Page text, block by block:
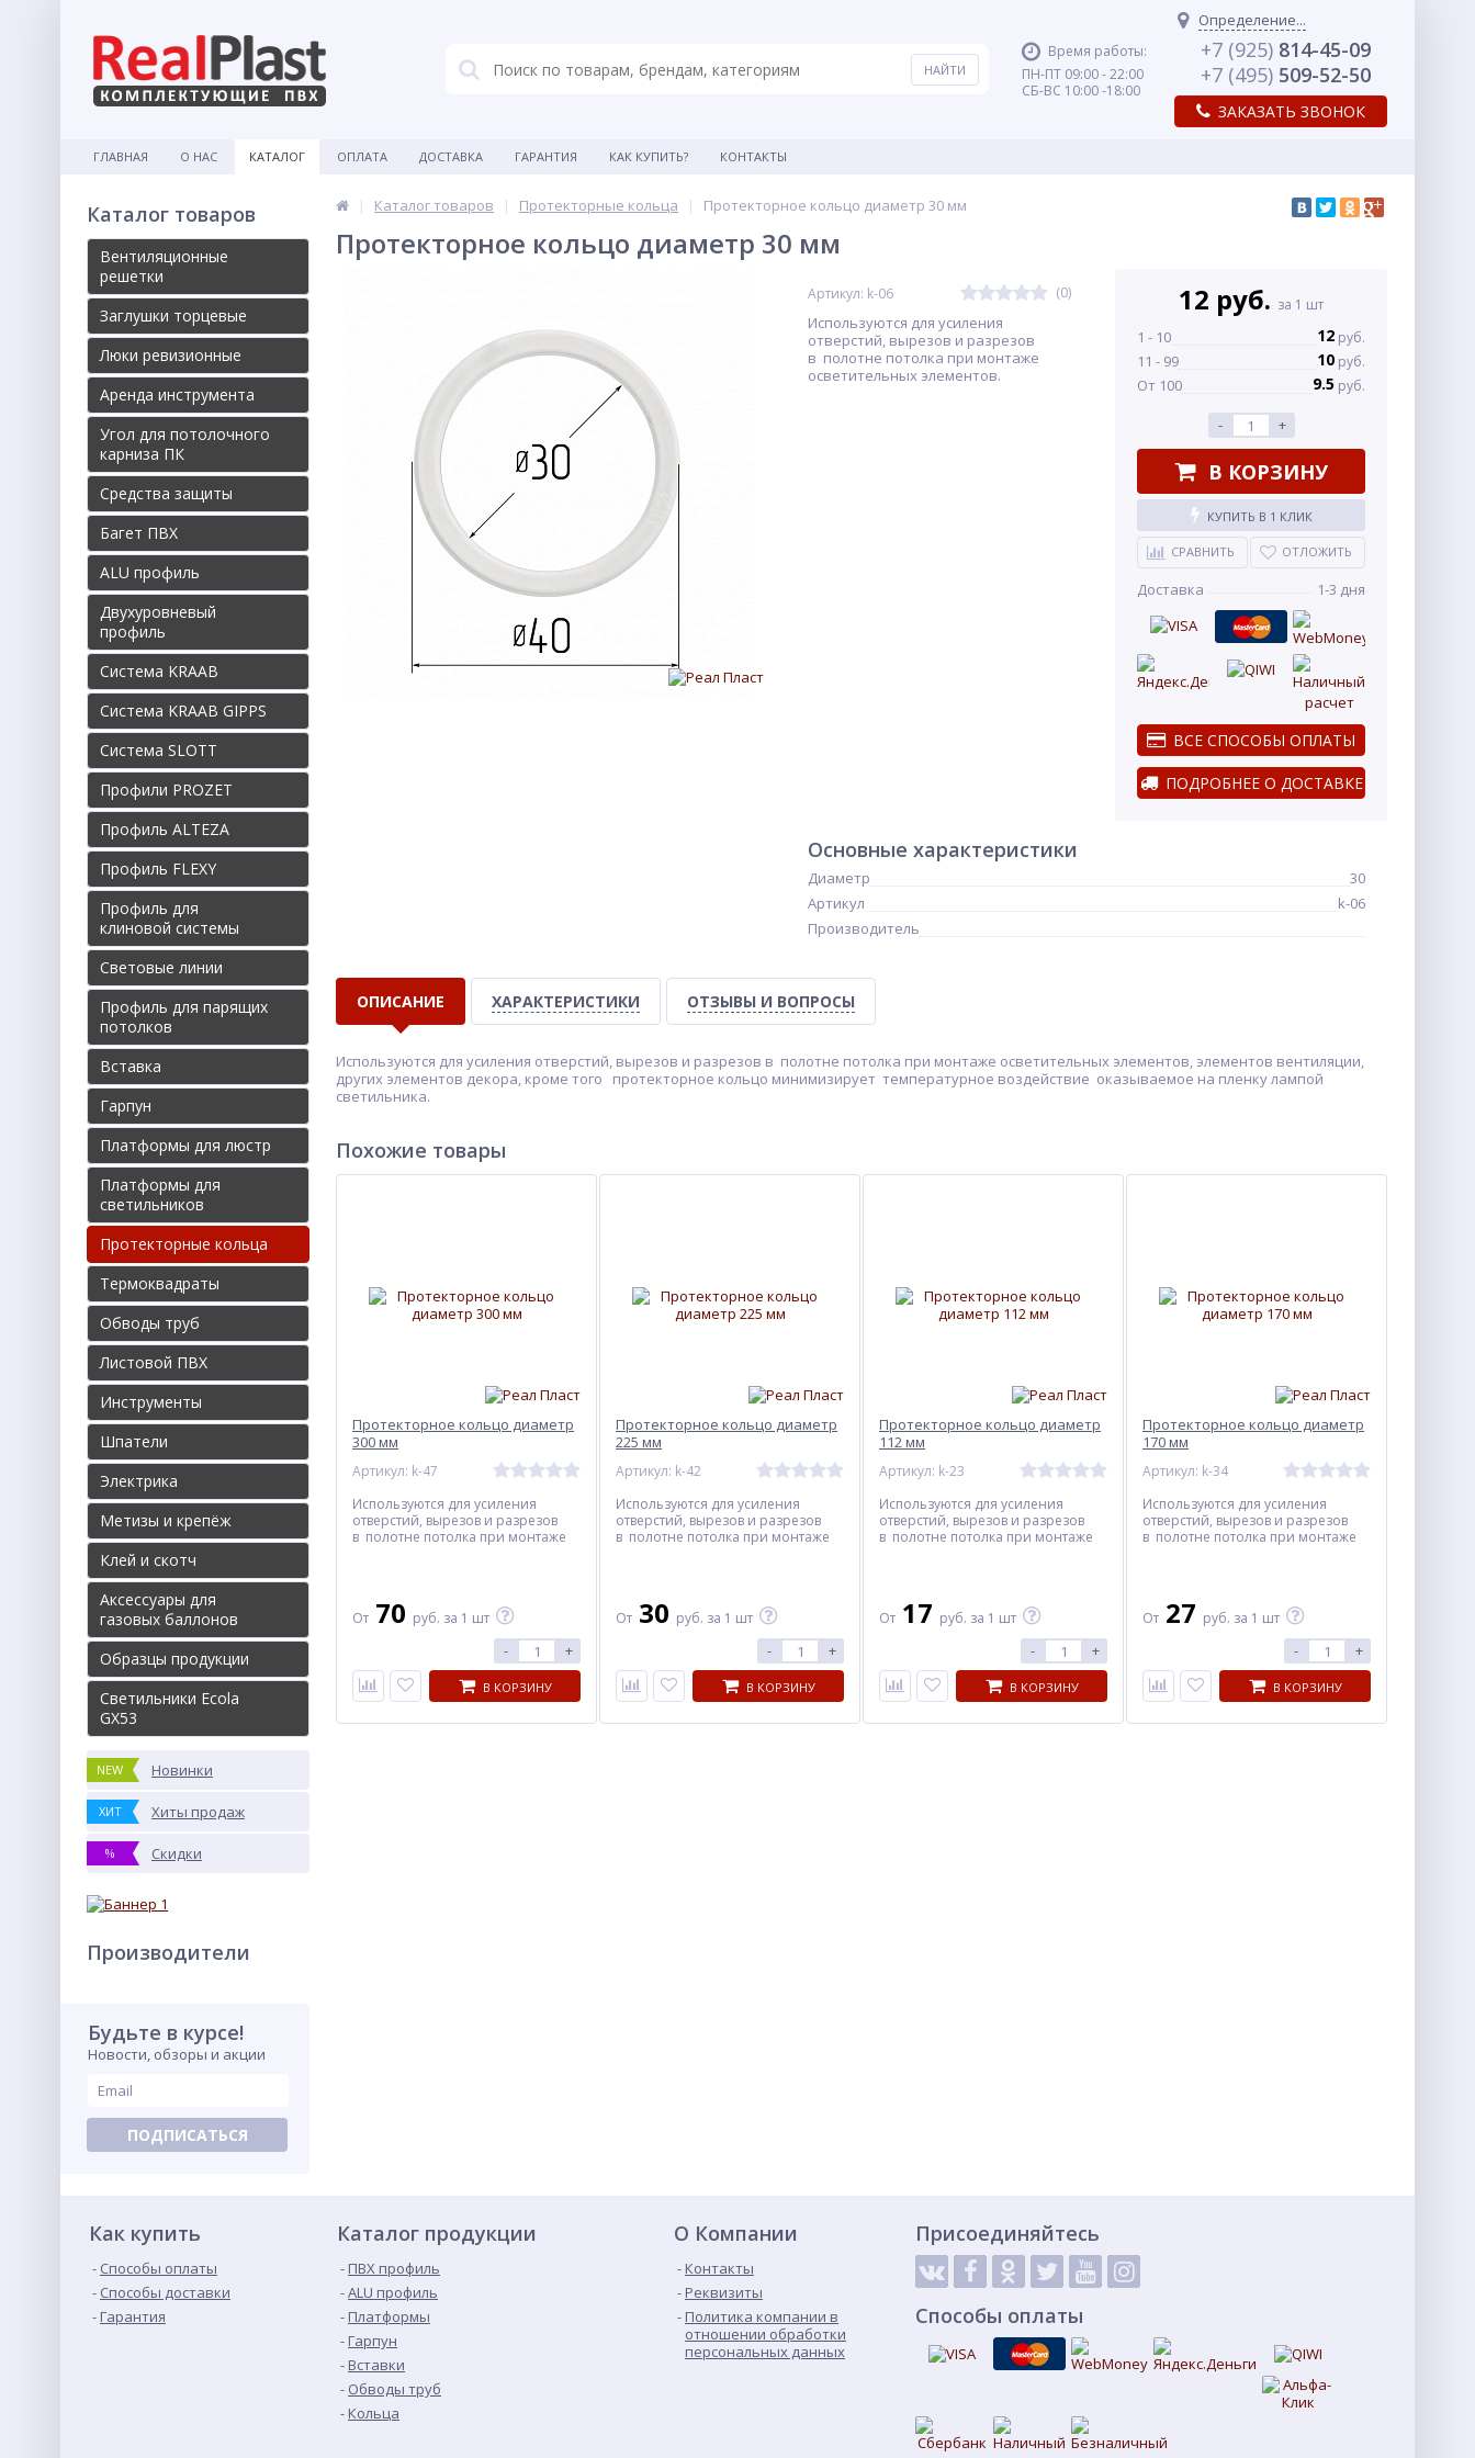
Время работы:
ПН-ПТ 09:00 - 22:00
СБ-ВС 10:00 -18:00
Определение...
+7 (925) 814-45-09
+7 (495) 509-52-50
ЗАКАЗАТЬ ЗВОНОК
ГЛАВНАЯ О НАС КАТАЛОГ ОПЛАТА ДОСТАВКА ГАРАНТИЯ КАК КУПИТЬ? КОНТАКТЫ
Каталог товаров
Вентиляционные
решетки
Заглушки торцевые
Люки ревизионные
Аренда инструмента
Угол для потолочного
карниза ПК
Средства защиты
Багет ПВХ
ALU профиль
Двухуровневый
профиль
Система KRAAB
Система KRAAB GIPPS
Система SLOTT
Профили PROZET
Профиль ALTEZA
Профиль FLEXY
Профиль для
клиновой системы
Световые линии
Профиль для парящих
потолков
Вставка
Гарпун
Платформы для люстр
Платформы для
светильников
Протекторные кольца
Термоквадраты
Обводы труб
Листовой ПВХ
Инструменты
Шпатели
Электрика
Метизы и крепёж
Клей и скотч
Аксессуары для
газовых баллонов
Образцы продукции
Светильники Ecola
GX53
NEW Новинки
ХИТ Хиты продаж
% Скидки
Производители
Будьте в курсе!
Новости, обзоры и акции
ПОДПИСАТЬСЯ
Каталог товаров Протекторные кольца Протекторное кольцо диаметр 30 мм
Протекторное кольцо диаметр 30 мм
Артикул: k-06 (0)
Используются для усиления
отверстий, вырезов и разрезов
в полотне потолка при монтаже
осветительных элементов.
12 руб. за 1 шт
1 - 10 12 руб.
11 - 99 10 руб.
От 100 9.5 руб.
- +
В КОРЗИНУ
КУПИТЬ В 1 КЛИК
СРАВНИТЬ ОТЛОЖИТЬ
Доставка 1-3 дня
ВСЕ СПОСОБЫ ОПЛАТЫ
ПОДРОБНЕЕ О ДОСТАВКЕ
Основные характеристики
Диаметр
30
Артикул
k-06
Производитель
ОПИСАНИЕ ХАРАКТЕРИСТИКИ ОТЗЫВЫ И ВОПРОСЫ
Используются для усиления отверстий, вырезов и разрезов в полотне потолка при монтаже осветительных элементов, элементов вентиляции,
других элементов декора, кроме того протекторное кольцо минимизирует температурное воздействие оказываемое на пленку лампой
светильника.
Похожие товары
Протекторное кольцо диаметр
300 мм
Артикул: k-47
Используются для усиления
отверстий, вырезов и разрезов
в полотне потолка при монтаже
От 70 руб. за 1 шт
- +
В КОРЗИНУ
Протекторное кольцо диаметр
225 мм
Артикул: k-42
Используются для усиления
отверстий, вырезов и разрезов
в полотне потолка при монтаже
От 30 руб. за 1 шт
- +
В КОРЗИНУ
Протекторное кольцо диаметр
112 мм
Артикул: k-23
Используются для усиления
отверстий, вырезов и разрезов
в полотне потолка при монтаже
От 17 руб. за 1 шт
- +
В КОРЗИНУ
Протекторное кольцо диаметр
170 мм
Артикул: k-34
Используются для усиления
отверстий, вырезов и разрезов
в полотне потолка при монтаже
От 27 руб. за 1 шт
- +
В КОРЗИНУ
Как купить
Способы оплаты
Способы доставки
Гарантия
Каталог продукции
ПВХ профиль
ALU профиль
Платформы
Гарпун
Вставки
Обводы труб
Кольца
О Компании
Контакты
Реквизиты
Политика компании в
отношении обработки
персональных данных
Присоединяйтесь
Способы оплаты